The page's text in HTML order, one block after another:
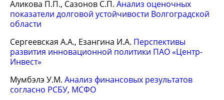
Аликова П.П., Сазонов С.П. Анализ оценочных
показатели долговой устойчивости Волгоградской
области
Сергеевская А.А., Езангина И.А. Перспективы
развития инновационной политики ПАО «Центр-
Инвест»
Мумбэлэ У.М. Анализ финансовых результатов
согласно РСБУ, МСФО